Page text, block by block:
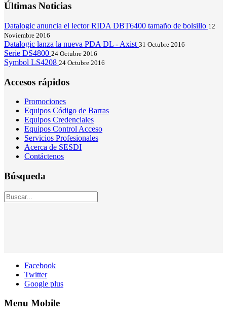
Últimas Noticias
Datalogic anuncia el lector RIDA DBT6400 tamaño de bolsillo 12
Noviembre 2016
Datalogic lanza la nueva PDA DL - Axist 31 Octubre 2016
Serie DS4800 24 Octubre 2016
Symbol LS4208 24 Octubre 2016
Accesos rápidos
Promociones
Equipos Código de Barras
Equipos Credenciales
Equipos Control Acceso
Servicios Profesionales
Acerca de SESDI
Contáctenos
Búsqueda
Facebook
Twitter
Google plus
Menu Mobile